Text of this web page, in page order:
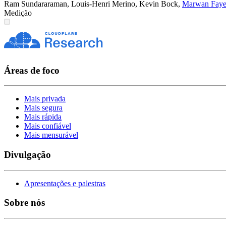
Ram Sundararaman, Louis-Henri Merino, Kevin Bock, Marwan
Medição
Áreas de foco
Mais privada
Mais segura
Mais rápida
Mais confiável
Mais mensurável
Divulgação
Apresentações e palestras
Sobre nós